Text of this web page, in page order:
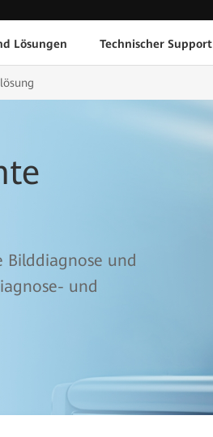
Lösungen Technischer Support
Bilddiagnose und
und